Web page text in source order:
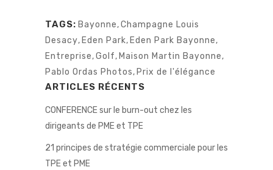
TAGS: Bayonne,Champagne Louis
Desacy, Eden Park, Eden Park Bayonne,
Entreprise,Golf, Maison Martin Bayonne,
Pablo Ordas Photos, Prix de l'élégance
ARTICLES RÉCENTS
CONFERENCE sur le burn-out chez les
dirigeants de PME et TPE
21 principes de stratégie commerciale pour les
TPE et PME